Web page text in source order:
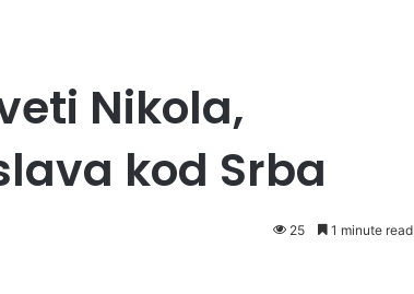
Nikola,
kod Srba
25 1 minute read